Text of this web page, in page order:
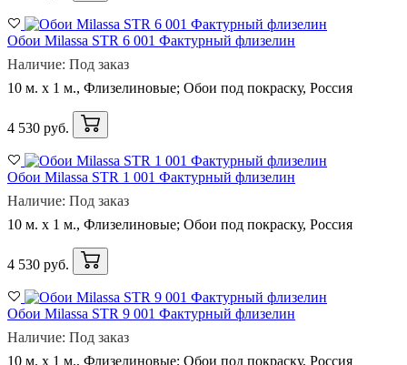
Обои Milassa STR 6 001 Фактурный флизелин
Наличие: Под заказ
10 м. x 1 м., Флизелиновые; Обои под покраску, Россия
4 530 руб.
Обои Milassa STR 1 001 Фактурный флизелин
Наличие: Под заказ
10 м. x 1 м., Флизелиновые; Обои под покраску, Россия
4 530 руб.
Обои Milassa STR 9 001 Фактурный флизелин
Наличие: Под заказ
10 м. x 1 м., Флизелиновые; Обои под покраску, Россия